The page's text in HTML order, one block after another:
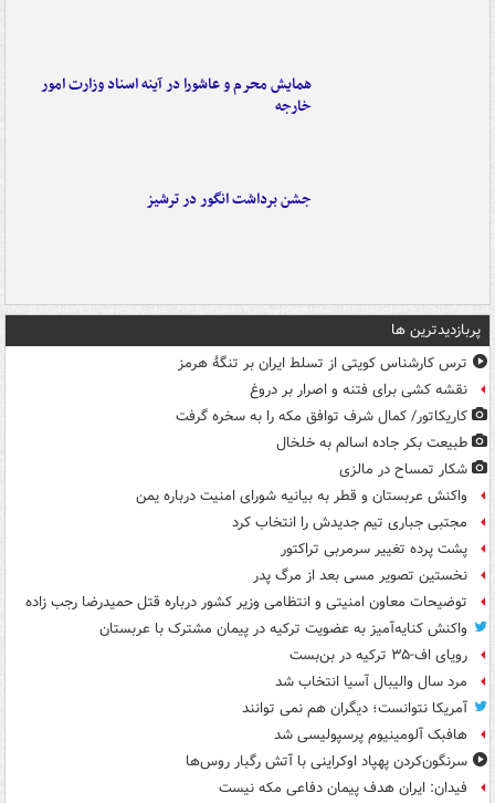
همایش محرم و عاشورا در آینه اسناد وزارت امور
خارجه
جشن برداشت انگور در ترشیز
پربازدیدترین ها
ترس کارشناس کویتی از تسلط ایران بر تنگۀ هرمز
نقشه کشی برای فتنه و اصرار بر دروغ
کاریکاتور/ کمال شرف توافق مکه را به سخره گرفت
طبیعت بکر جاده اسالم به خلخال
شکار تمساح در مالزی
واکنش عربستان و قطر به بیانیه شورای امنیت درباره یمن
مجتبی جباری تیم جدیدش را انتخاب کرد
پشت پرده تغییر سرمربی تراکتور
نخستین تصویر مسی بعد از مرگ پدر
توضیحات معاون امنیتی و انتظامی وزیر کشور درباره قتل حمیدرضا رجب زاده
واکنش کنایه‌آمیز به عضویت ترکیه در پیمان مشترک با عربستان
رویای اف-۳۵ ترکیه در بن‌بست
مرد سال والیبال آسیا انتخاب شد
آمریکا نتوانست؛ دیگران هم نمی توانند
هافبک آلومینیوم پرسپولیسی شد
سرنگون‌کردن پهپاد اوکراینی با آتش رگبار روس‌ها
فیدان: ایران هدف پیمان دفاعی مکه نیست